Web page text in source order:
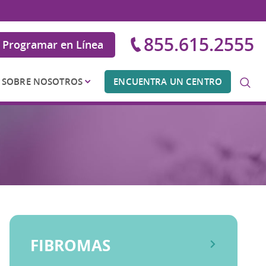
Programar en Línea 855.615.2555
SOBRE NOSOTROS ENCUENTRA UN CENTRO
FIBROMAS